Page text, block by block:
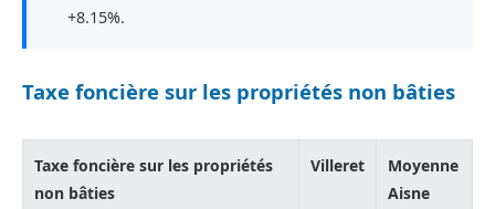
+8.15%.
Taxe foncière sur les propriétés non bâties
Taxe foncière sur les propriétés
non bâties
Villeret
Moyenne
Aisne